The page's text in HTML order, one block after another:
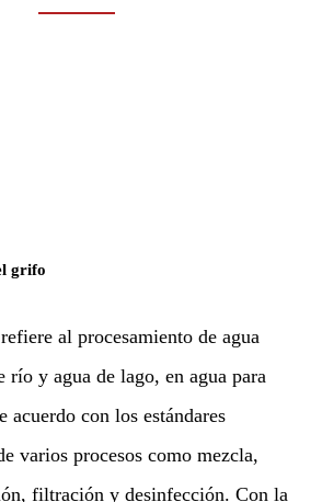
grifo
al procesamiento de agua
río y agua de lago, en agua para
acuerdo con los estándares
varios procesos como mezcla,
filtración y desinfección. Con la